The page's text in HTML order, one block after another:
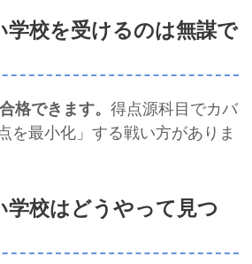
学校を受けるのは無謀で
格できます。 得点源科目でカバ
を最小化」する戦い方がありま
学校はどうやって見つ